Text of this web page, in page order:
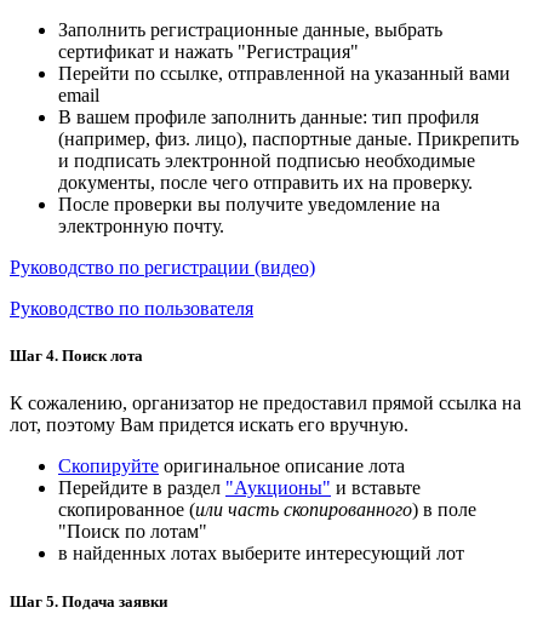
Заполнить регистрационные данные, выбрать
сертификат и нажать "Регистрация"
Перейти по ссылке, отправленной на указанный вами
email
В вашем профиле заполнить данные: тип профиля
(например, физ. лицо), паспортные даные. Прикрепить
и подписать электронной подписью необходимые
документы, после чего отправить их на проверку.
После проверки вы получите уведомление на
электронную почту.
Руководство по регистрации (видео)
Руководство по пользователя
Шаг 4. Поиск лота
К сожалению, организатор не предоставил прямой ссылка на
лот, поэтому Вам придется искать его вручную.
Скопируйте оригинальное описание лота
Перейдите в раздел "Аукционы" и вставьте
скопированное (или часть скопированного) в поле
"Поиск по лотам"
в найденных лотах выберите интересующий лот
Шаг 5. Подача заявки